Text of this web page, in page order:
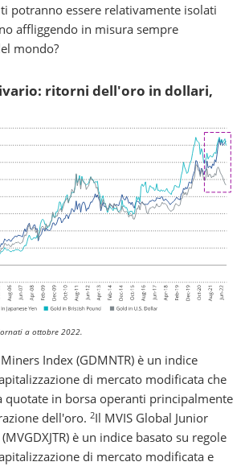
potranno essere relativamente isolati
affliggendo in misura sempre
mondo?
ritorni dell'oro in dollari,
a ottobre 2022.
Index (GDMNTR) è un indice
di mercato modificata che
quotate in borsa operanti principalmente
dell'oro. 2Il MVIS Global Junior
è un indice basato su regole
di mercato modificata e